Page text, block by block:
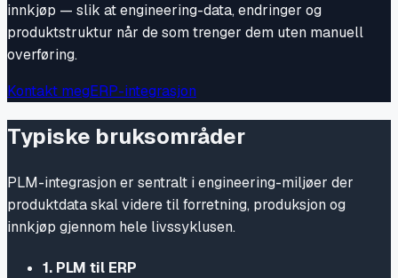
innkjøp — slik at engineering-data, endringer og
produktstruktur når de som trenger dem uten manuell
overføring.
Kontakt megERP-integrasjon
Typiske bruksområder
PLM-integrasjon er sentralt i engineering-miljøer der
produktdata skal videre til forretning, produksjon og
innkjøp gjennom hele livssyklusen.
1. PLM til ERP